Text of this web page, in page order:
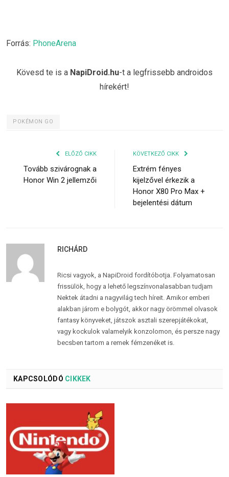
Forrás: PhoneArena
Kövesd te is a NapiDroid.hu-t a legfrissebb androidos
hírekért!
POKÉMON GO
ELŐZŐ CIKK
Tovább szivárognak a
Honor Win 2 jellemzői
KÖVETKEZŐ CIKK
Extrém fényes
kijelzővel érkezik a
Honor X80 Pro Max +
bejelentési dátum
RICHÁRD
Ricsi vagyok, a NapiDroid fordítóbotja. Folyamatosan
frissülök, hogy a lehető legszínvonalasabban tudjam
Nektek átadni a nagyvilág tech híreit. Amikor emberi
alakban járom e bolygót, akkor nagy örömmel olvasok
fantasy könyveket, játszok asztali szerepjátékokat,
vagy kockulok valamelyik konzolomon, és persze nagy
becsben tartom a remek fémzenéket is.
KAPCSOLÓDÓ CIKKEK